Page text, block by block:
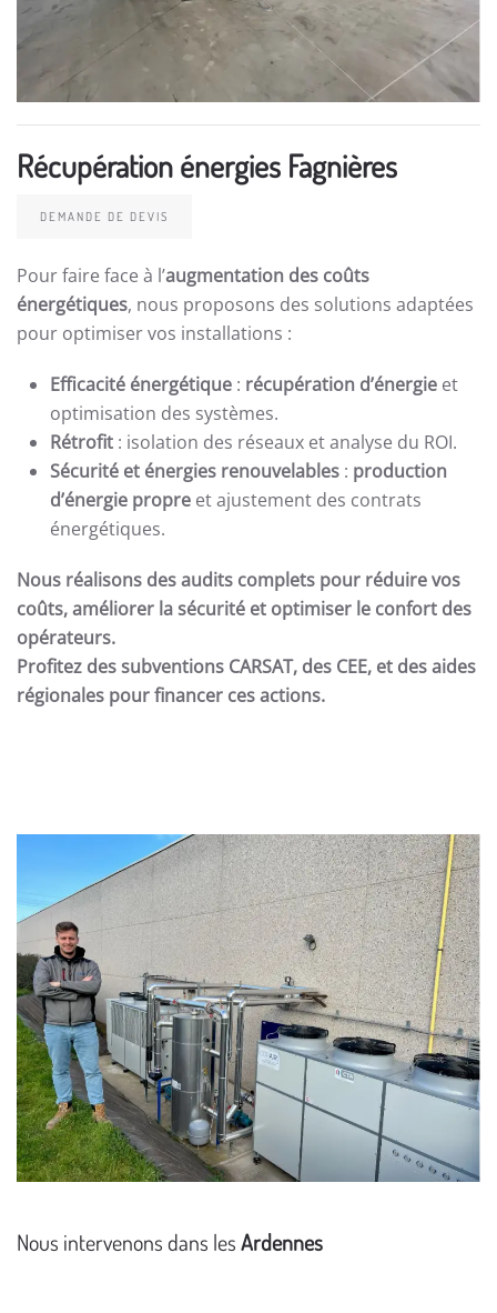
Récupération énergies Fagnières
DEMANDE DE DEVIS
Pour faire face à l’augmentation des coûts
énergétiques, nous proposons des solutions adaptées
pour optimiser vos installations :
Efficacité énergétique : récupération d’énergie et
optimisation des systèmes.
Rétrofit : isolation des réseaux et analyse du ROI.
Sécurité et énergies renouvelables : production
d’énergie propre et ajustement des contrats
énergétiques.
Nous réalisons des audits complets pour réduire vos
coûts, améliorer la sécurité et optimiser le confort des
opérateurs.
Profitez des subventions CARSAT, des CEE, et des aides
régionales pour financer ces actions.
Nous intervenons dans lesArdennes